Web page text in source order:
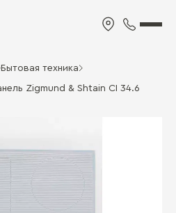
Бытовая техника
Zigmund & Shtain CI 34.6